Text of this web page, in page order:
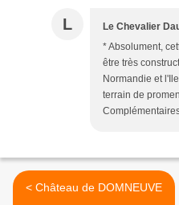
L Le Chevalier
* Absolument,
être très
Normandie et
terrain de
< Château de DOMNEUVE